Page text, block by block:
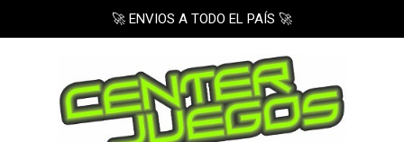
🚀 ENVIOS A TODO EL PAÍS 🚀